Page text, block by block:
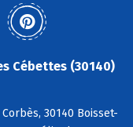
Cébettes (30140)
30140 Boisset-